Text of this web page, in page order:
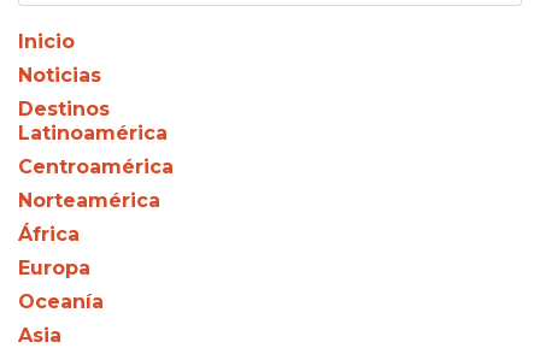
Inicio
Noticias
Destinos
Latinoamérica
Centroamérica
Norteamérica
África
Europa
Oceanía
Asia